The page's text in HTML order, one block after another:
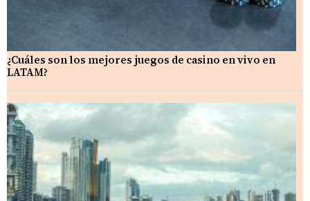
¿Cuáles son los mejores juegos de casino en vivo en
LATAM?